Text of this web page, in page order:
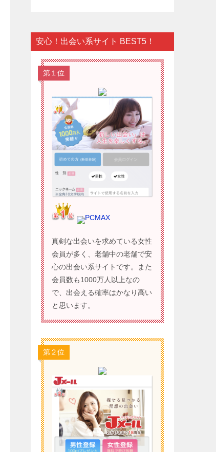
安心！出会い系サイト BEST5！
第１位
PCMAX
真剣な出会いを求めている女性
会員が多く、老舗中の老舗で安
心の出会い系サイトです。また
会員数も1000万人以上なの
で、出会える確率はかなり高い
と思います。
第２位